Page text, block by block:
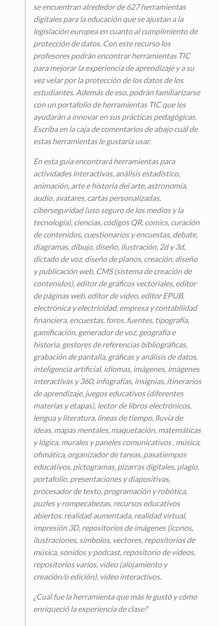
se encuentran alrededor de 627 herramientas
digitales para la educación que se ajustan a la
legislación europea en cuanto al cumplimiento de
protección de datos. Con este recurso los
profesores podrán encontrar herramientas TIC
para mejorar la experiencia de aprendizaje y a su
vez velar por la protección de los datos de los
estudiantes. Además de eso, podrán familiarizarse
con un portafolio de herramientas TIC que les
ayudarán a innovar en sus prácticas pedagógicas.
Escriba en la caja de comentarios de abajo cuál de
estas herramientas le gustaría usar.
En esta guía encontrará herramientas para
actividades interactivas, análisis estadístico,
animación, arte e historia del arte, astronomía,
audio, avatares, cartas personalizadas,
ciberseguridad (uso seguro de los medios y la
tecnología), ciencias, códigos QR, comics, curación
de contenidos, cuestionarios y encuestas, debate,
diagramas, dibujo, diseño, ilustración, 2d y 3d,
dictado de voz, diseño de planos, creación, diseño
y publicación web, CMS (sistema de creación de
contenidos), editor de gráficos vectoriales, editor
de páginas web, editor de video, editor EPUB,
electrónica y electricidad, empresa y contabilidad
financiera, encuestas, foros, fuentes, tipografía,
gamificación, generador de voz, geografía e
historia, gestores de referencias bibliográficas,
grabación de pantalla, gráficas y análisis de datos,
inteligencia artificial, idiomas, imágenes, imágenes
interactivas y 360, infografías, insignias, itinerarios
de aprendizaje, juegos educativos (diferentes
materias y etapas), lector de libros electrónicos,
lengua y literatura, líneas de tiempo, lluvia de
ideas, mapas mentales, maquetación, matemáticas
y lógica, murales y paneles comunicativos , música,
ofimática, organizador de tareas, pasatiempos
educativos, pictogramas, pizarras digitales, plagio,
portafolio, presentaciones y diapositivas,
procesador de texto, programación y robótica,
puzles y rompecabezas, recursos educativos
abiertos, realidad aumentada, realidad virtual,
impresión 3D, repositorios de imágenes (íconos,
ilustraciones, símbolos, vectores, repositorios de
música, sonidos y podcast, repositorio de videos,
repositorios varios, video (alojamiento y
creación/o edición), video interactivos.
¿Cuál fue la herramienta que más le gustó y cómo
enriqueció la experiencia de clase?